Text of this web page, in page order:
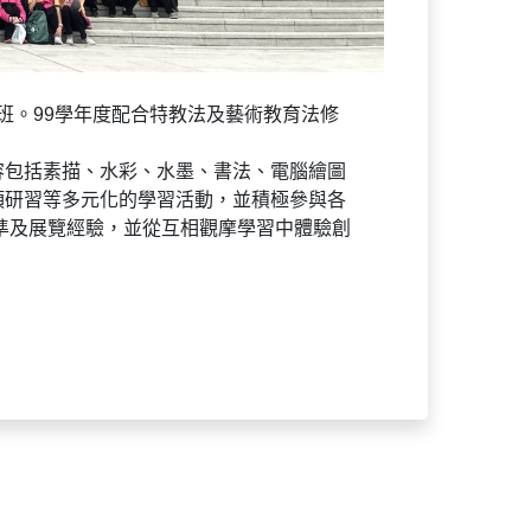
。99學年度配合特教法及藝術教育法修
括素描、水彩、水墨、書法、電腦繪圖
習等多元化的學習活動，並積極參與各
展覽經驗，並從互相觀摩學習中體驗創